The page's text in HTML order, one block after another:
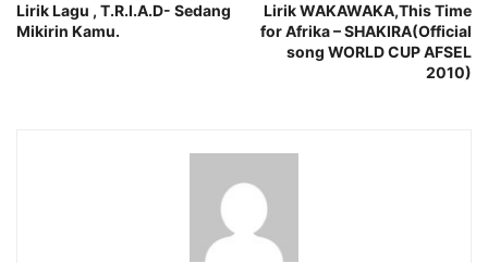
Lirik Lagu , T.R.I.A.D- Sedang
Mikirin Kamu.
Lirik WAKAWAKA,This Time
for Afrika – SHAKIRA(Official
song WORLD CUP AFSEL
2010)